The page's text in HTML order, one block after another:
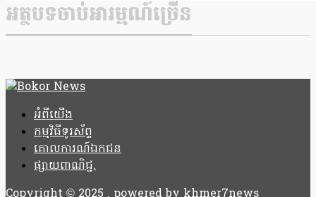
អត្ថបទចាប់អារម្មណ៍ច្រើន
អំពីយើង
កម្មវិធីទូរស័ព្ទ
គោលការណ៍ឯកជន
ផ្សាយពាណិជ្ជ.